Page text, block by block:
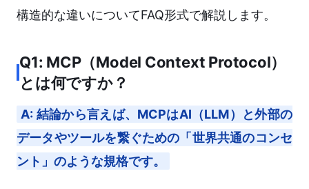
構造的な違いについてFAQ形式で解説します。
Q1: MCP（Model Context Protocol）
とは何ですか？
A: 結論から言えば、MCPはAI（LLM）と外部の
データやツールを繋ぐための「世界共通のコンセ
ント」のような規格です。